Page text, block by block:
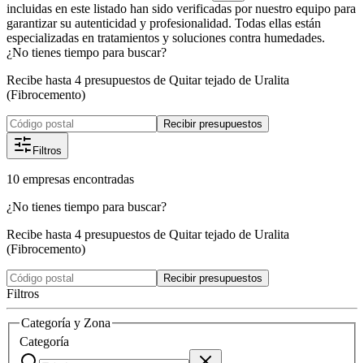
incluidas en este listado han sido verificadas por nuestro equipo para
garantizar su autenticidad y profesionalidad. Todas ellas están
especializadas en tratamientos y soluciones contra humedades.
¿No tienes tiempo para buscar?
Recibe hasta 4 presupuestos de Quitar tejado de Uralita
(Fibrocemento)
Recibir presupuestos
Filtros
10 empresas encontradas
¿No tienes tiempo para buscar?
Recibe hasta 4 presupuestos de Quitar tejado de Uralita
(Fibrocemento)
Recibir presupuestos
Filtros
Categoría y Zona
Categoría